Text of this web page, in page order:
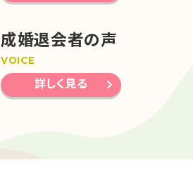
成婚退会者の声
VOICE
詳しく見る